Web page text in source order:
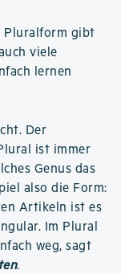
Pluralform gibt
viele
lernen
Der
ist immer
Genus das
also die Form:
Artikeln ist es
Im Plural
weg, sagt
.